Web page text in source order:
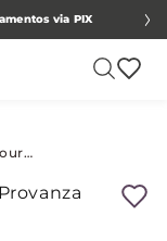
via PIX
Difusor Gourmet Pomelo 260Ml Provanza